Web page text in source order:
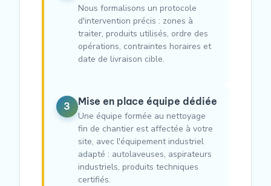
Nous formalisons un protocole
d'intervention précis : zones à
traiter, produits utilisés, ordre des
opérations, contraintes horaires et
date de livraison cible.
3 Mise en place équipe dédiée
Une équipe formée au nettoyage
fin de chantier est affectée à votre
site, avec l'équipement industriel
adapté : autolaveuses, aspirateurs
industriels, produits techniques
certifiés.